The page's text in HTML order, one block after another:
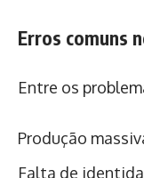
Erros comuns
Entre os
Produção
Falta de